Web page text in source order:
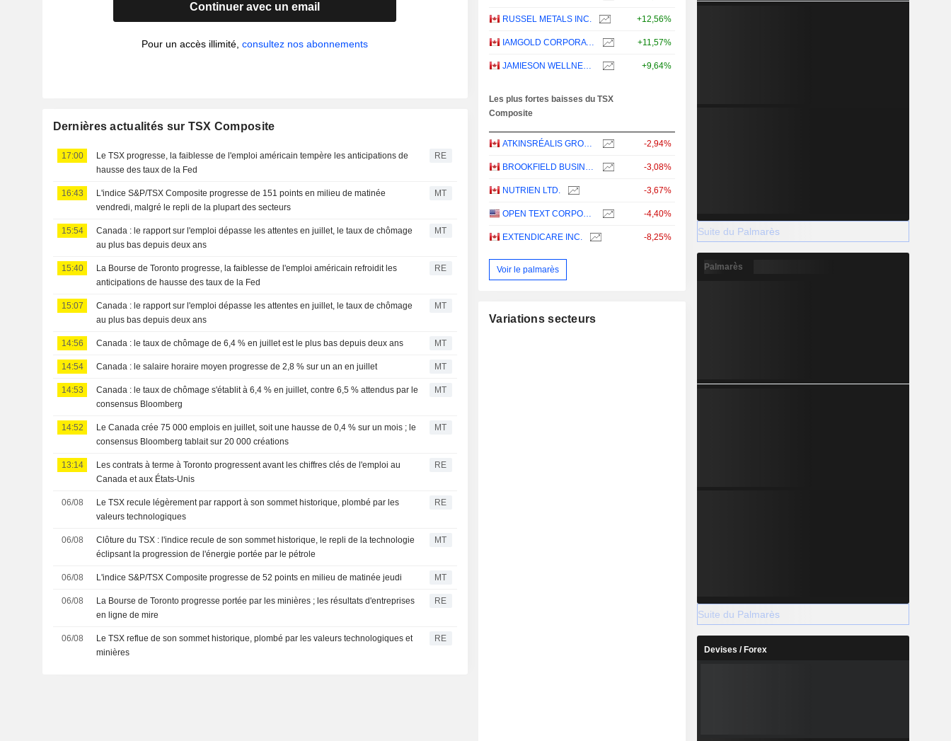
Continuer avec un email
Pour un accès illimité,consultez nos abonnements
Dernières actualités sur TSX Composite
17:00
Le TSX progresse, la faiblesse de l'emploi américain tempère les anticipations de
hausse des taux de la Fed
RE
16:43
L'indice S&P/TSX Composite progresse de 151 points en milieu de matinée
vendredi, malgré le repli de la plupart des secteurs
MT
15:54
Canada : le rapport sur l'emploi dépasse les attentes en juillet, le taux de chômage
au plus bas depuis deux ans
MT
15:40
La Bourse de Toronto progresse, la faiblesse de l'emploi américain refroidit les
anticipations de hausse des taux de la Fed
RE
15:07
Canada : le rapport sur l'emploi dépasse les attentes en juillet, le taux de chômage
au plus bas depuis deux ans
MT
14:56 Canada : le taux de chômage de 6,4 % en juillet est le plus bas depuis deux ans MT
14:54 Canada : le salaire horaire moyen progresse de 2,8 % sur un an en juillet MT
14:53
Canada : le taux de chômage s'établit à 6,4 % en juillet, contre 6,5 % attendus par le
consensus Bloomberg
MT
14:52
Le Canada crée 75 000 emplois en juillet, soit une hausse de 0,4 % sur un mois ; le
consensus Bloomberg tablait sur 20 000 créations
MT
13:14
Les contrats à terme à Toronto progressent avant les chiffres clés de l'emploi au
Canada et aux États-Unis
RE
06/08
Le TSX recule légèrement par rapport à son sommet historique, plombé par les
valeurs technologiques
RE
06/08
Clôture du TSX : l'indice recule de son sommet historique, le repli de la technologie
éclipsant la progression de l'énergie portée par le pétrole
MT
06/08 L'indice S&P/TSX Composite progresse de 52 points en milieu de matinée jeudi MT
06/08
La Bourse de Toronto progresse portée par les minières ; les résultats d'entreprises
en ligne de mire
RE
06/08
Le TSX reflue de son sommet historique, plombé par les valeurs technologiques et
minières
RE
RUSSEL METALS INC. +12,56%
IAMGOLD CORPORATION +11,57%
JAMIESON WELLNESS INC. +9,64%
Les plus fortes baisses du TSX
Composite
ATKINSRÉALIS GROUP INC. -2,94%
BROOKFIELD BUSINESS CORPORATION -3,08%
NUTRIEN LTD. -3,67%
OPEN TEXT CORPORATION -4,40%
EXTENDICARE INC. -8,25%
Voir le palmarès
Variations secteurs
Suite du Palmarès
Palmarès
Suite du Palmarès
Devises / Forex